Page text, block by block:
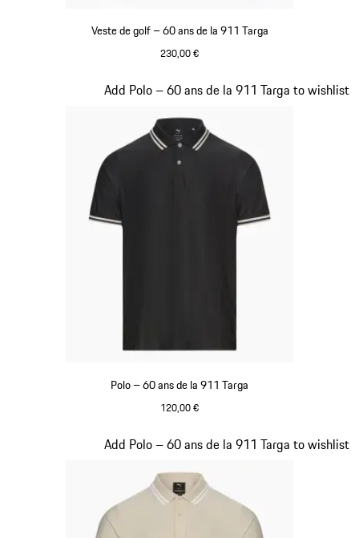
Veste de golf – 60 ans de la 911 Targa
230,00 €
Polo – 60 ans de la 911 Targa
120,00 €
Add Polo – 60 ans de la 911 Targa to wishlist
Diapositive 8 sur 20
Add Polo – 60 ans de la 911 Targa to wishlist
Diapositive 9 sur 20